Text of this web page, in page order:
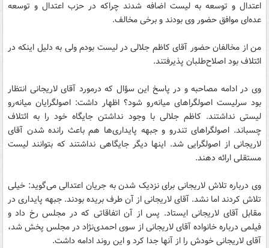
اعتدال و توسعه به لیست اضافه شدند چراکه در حزب اعتدال و توسعه
عده‌ای موافق حضور وی بودند و برخی مخالف.
من از مخالفان حضور آقای کاظم جلالی در لیست بودم ولی به دلیل اینکه در
ائتلاف بود اصلاح‌طلبان پذیرفتند.
وی در ادامه مصاحبه و در پاسخ این سؤال که درمورد آقای لاریجانی انتظار
بود سرلیست اصولگراهای میانه‌رو شود؟ اظهار داشت: اصولگرایان میانه‌رو
لیستی نداشتند. کاظم جلالی با وجود نداشتن جایگاه خود را به ائتلاف
چسباند. اصولگراهای تندرو و جبهه پایداری‌ها هم باعث رانده شدن آقای
لاریجانی از اصولگرایی شد. اینها دیگر جایگاهی نداشتند که بتوانند لیست
مستقلی ارائه دهند.
وی درباره تلاش لاریجانی برای نزدیک شدن به جریان اعتدالی می‌گوید: خیلی
تلاش کردند اما نشد. آقای لاریجانی از آن طرف بریده بودند. جبهه پایداری در
مقابل آقای لاریجانی ایستاد. پس از آن اتفاقاتی که در مجلس رخ داد و
فیلمی درباره خانواده آقای لاریجانی از سوی احمدی‌نژاد در مجلس پخش شد،
آقای لاریجانی خودش را از آنها جدا کرد و این روند ادامه داشت.